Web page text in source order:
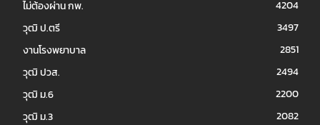
ไม่ต้องผ่าน กพ.
4204
วุฒิ ป.ตรี
3497
งานโรงพยาบาล
2851
วุฒิ ปวส.
2494
วุฒิ ม.6
2200
วุฒิ ม.3
2082